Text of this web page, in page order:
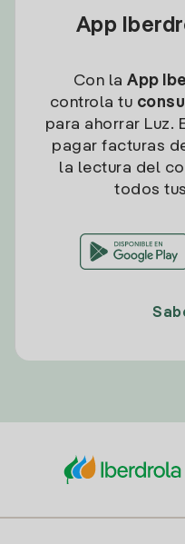
App
Con la App
controla tu
para ahorrar Luz.
pagar facturas
la lectura del
todos